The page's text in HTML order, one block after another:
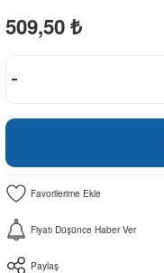
509,50 ₺
Fiyatı Düşünce Haber Ver
Paylaş